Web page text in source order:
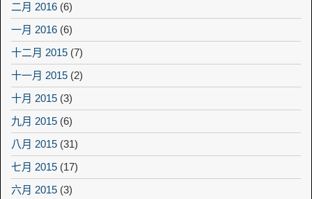
二月 2016 (6)
一月 2016 (6)
十二月 2015 (7)
十一月 2015 (2)
十月 2015 (3)
九月 2015 (6)
八月 2015 (31)
七月 2015 (17)
六月 2015 (3)